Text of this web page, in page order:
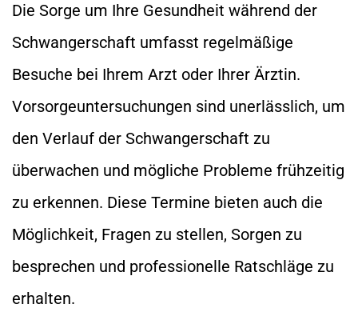
Die Sorge um Ihre Gesundheit während der
Schwangerschaft umfasst regelmäßige
Besuche bei Ihrem Arzt oder Ihrer Ärztin.
Vorsorgeuntersuchungen sind unerlässlich, um
den Verlauf der Schwangerschaft zu
überwachen und mögliche Probleme frühzeitig
zu erkennen. Diese Termine bieten auch die
Möglichkeit, Fragen zu stellen, Sorgen zu
besprechen und professionelle Ratschläge zu
erhalten.